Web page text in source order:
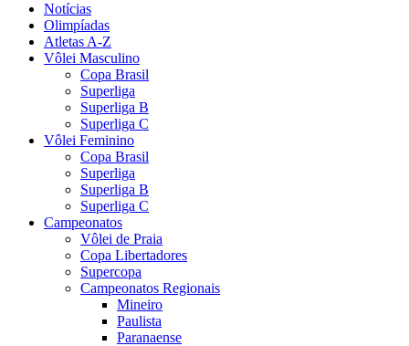
Notícias
Olimpíadas
Atletas A-Z
Vôlei Masculino
Copa Brasil
Superliga
Superliga B
Superliga C
Vôlei Feminino
Copa Brasil
Superliga
Superliga B
Superliga C
Campeonatos
Vôlei de Praia
Copa Libertadores
Supercopa
Campeonatos Regionais
Mineiro
Paulista
Paranaense